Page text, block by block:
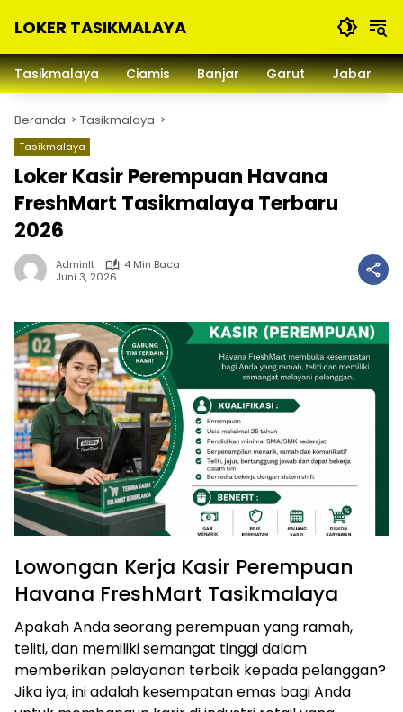
LOKER TASIKMALAYA
Lowongan
Kerja
dan
Sekitarna
Tasikmalaya Ciamis Banjar Garut Jabar
Beranda Tasikmalaya
Tasikmalaya
Loker Kasir Perempuan Havana
FreshMart Tasikmalaya Terbaru
2026
Adminlt
4 Min Baca
Juni 3, 2026
Lowongan Kerja Kasir Perempuan
Havana FreshMart Tasikmalaya
Apakah Anda seorang perempuan yang ramah,
teliti, dan memiliki semangat tinggi dalam
memberikan pelayanan terbaik kepada pelanggan?
Jika iya, ini adalah kesempatan emas bagi Anda